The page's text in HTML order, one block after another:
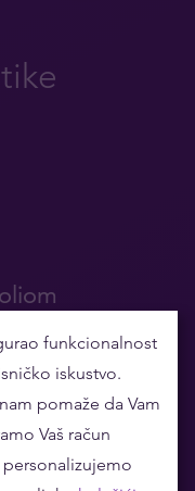
investicioni
funkcionalnost
iskustvo.
pomaže da Vam
Vaš račun